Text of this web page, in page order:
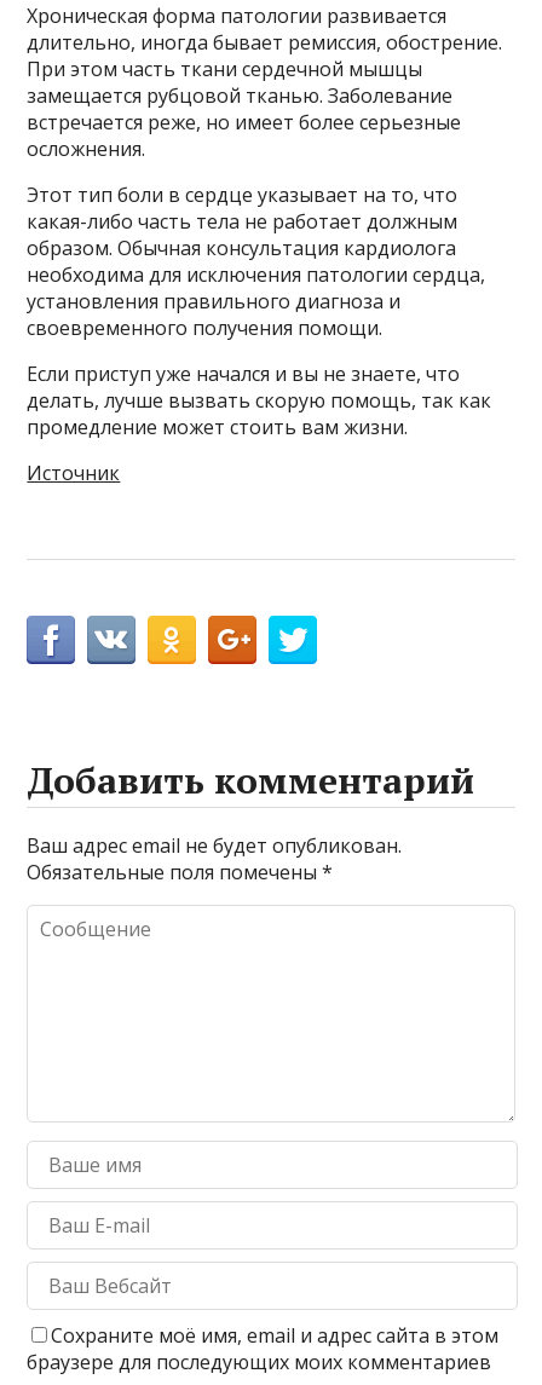
Хроническая форма патологии развивается
длительно, иногда бывает ремиссия, обострение.
При этом часть ткани сердечной мышцы
замещается рубцовой тканью. Заболевание
встречается реже, но имеет более серьезные
осложнения.
Этот тип боли в сердце указывает на то, что
какая-либо часть тела не работает должным
образом. Обычная консультация кардиолога
необходима для исключения патологии сердца,
установления правильного диагноза и
своевременного получения помощи.
Если приступ уже начался и вы не знаете, что
делать, лучше вызвать скорую помощь, так как
промедление может стоить вам жизни.
Источник
Добавить комментарий
Ваш адрес email не будет опубликован.
Обязательные поля помечены*
Сохраните моё имя, email и адрес сайта в этом
браузере для последующих моих комментариев